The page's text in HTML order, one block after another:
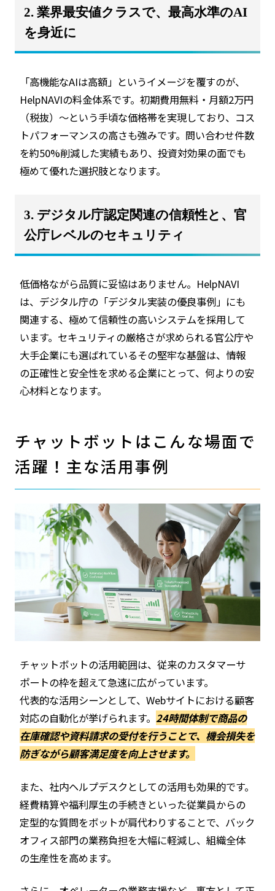
2. 業界最安値クラスで、最高水準のAI
を身近に
「高機能なAIは高額」というイメージを覆すのが、
HelpNAVIの料金体系です。初期費用無料・月額2万円
（税抜）〜という手頃な価格帯を実現しており、コス
トパフォーマンスの高さも強みです。問い合わせ件数
を約50%削減した実績もあり、投資対効果の面でも
極めて優れた選択肢となります。
3. デジタル庁認定関連の信頼性と、官
公庁レベルのセキュリティ
低価格ながら品質に妥協はありません。HelpNAVI
は、デジタル庁の「デジタル実装の優良事例」にも
関連する、極めて信頼性の高いシステムを採用して
います。セキュリティの厳格さが求められる官公庁や
大手企業にも選ばれているその堅牢な基盤は、情報
の正確性と安全性を求める企業にとって、何よりの安
心材料となります。
チャットボットはこんな場面で
活躍！主な活用事例
チャットボットの活用範囲は、従来のカスタマーサ
ポートの枠を超えて急速に広がっています。
代表的な活用シーンとして、Webサイトにおける顧客
対応の自動化が挙げられます。24時間体制で商品の
在庫確認や資料請求の受付を行うことで、機会損失を
防ぎながら顧客満足度を向上させます。
また、社内ヘルプデスクとしての活用も効果的です。
経費精算や福利厚生の手続きといった従業員からの
定型的な質問をボットが肩代わりすることで、バック
オフィス部門の業務負担を大幅に軽減し、組織全体
の生産性を高めます。